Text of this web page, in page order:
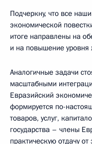
Подчеркну, что все
экономической
итоге направлены на
и на повышение
Аналогичные задачи
масштабными
Евразийский
формируется по-
товаров, услуг,
государства – члены
практическую отдачу